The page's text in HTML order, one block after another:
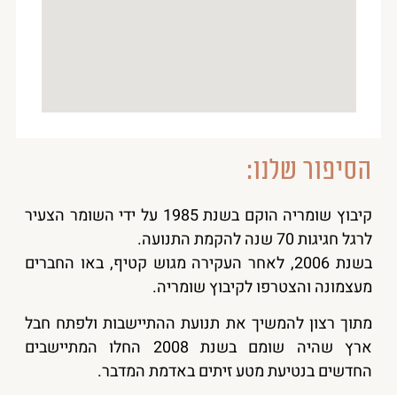
הסיפור שלנו:
קיבוץ שומריה הוקם בשנת 1985 על ידי השומר הצעיר
לרגל חגיגות 70 שנה להקמת התנועה.
בשנת 2006, לאחר העקירה מגוש קטיף, באו החברים
מעצמונה והצטרפו לקיבוץ שומריה.
מתוך רצון להמשיך את תנועת ההתיישבות ולפתח חבל
ארץ שהיה שומם בשנת 2008 החלו המתיישבים
החדשים בנטיעת מטע זיתים באדמת המדבר.